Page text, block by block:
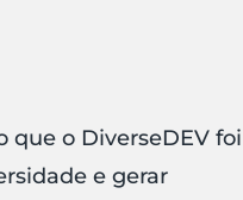
que o DiverseDEV foi
e gerar